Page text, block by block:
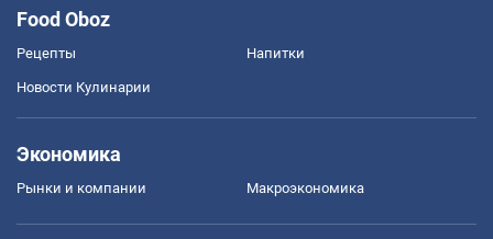
Food Oboz
Рецепты Напитки
Новости Кулинарии
Экономика
Рынки и компании Mакроэкономика